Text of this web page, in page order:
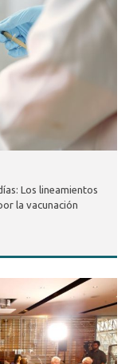
Los lineamientos
la vacunación